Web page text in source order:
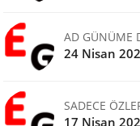
AD GÜNÜME
24 Nisan
SADECE
17 Nisan